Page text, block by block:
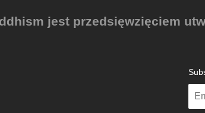
jest przedsięwzięciem
Enter